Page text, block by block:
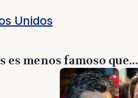
Unidos
es menos famoso que...